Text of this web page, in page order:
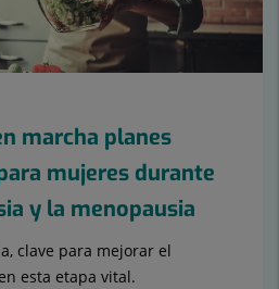
marcha planes
mujeres durante
y la menopausia
clave para mejorar el
esta etapa vital.